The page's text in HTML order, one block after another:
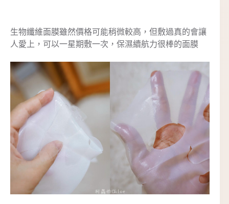
生物纖維面膜雖然價格可能稍微較高，但敷過真的會讓
人愛上，可以一星期敷一次，保濕續航力很棒的面膜